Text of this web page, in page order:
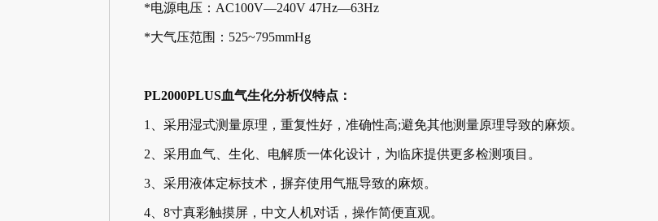
*电源电压：AC100V—240V 47Hz—63Hz
*大气压范围：525~795mmHg
PL2000PLUS血气生化分析仪特点：
1、采用湿式测量原理，重复性好，准确性高;避免其他测量原理导致的麻烦。
2、采用血气、生化、电解质一体化设计，为临床提供更多检测项目。
3、采用液体定标技术，摒弃使用气瓶导致的麻烦。
4、8寸真彩触摸屏，中文人机对话，操作简便直观。